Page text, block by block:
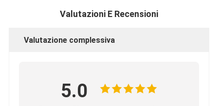
La stagnola ha affrontato la carta kraft
Valutazioni E Recensioni
Valutazione complessiva
5.0